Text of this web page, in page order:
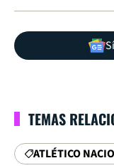
TEMAS
ATLÉTICO